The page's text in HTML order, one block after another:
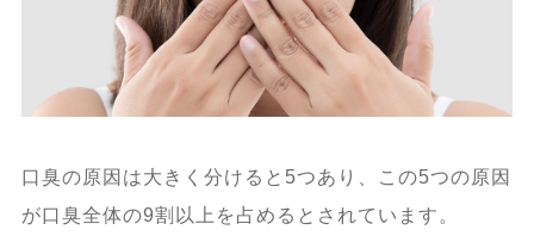
口臭の原因は大きく分けると5つあり、この5つの原因
が口臭全体の9割以上を占めるとされています。